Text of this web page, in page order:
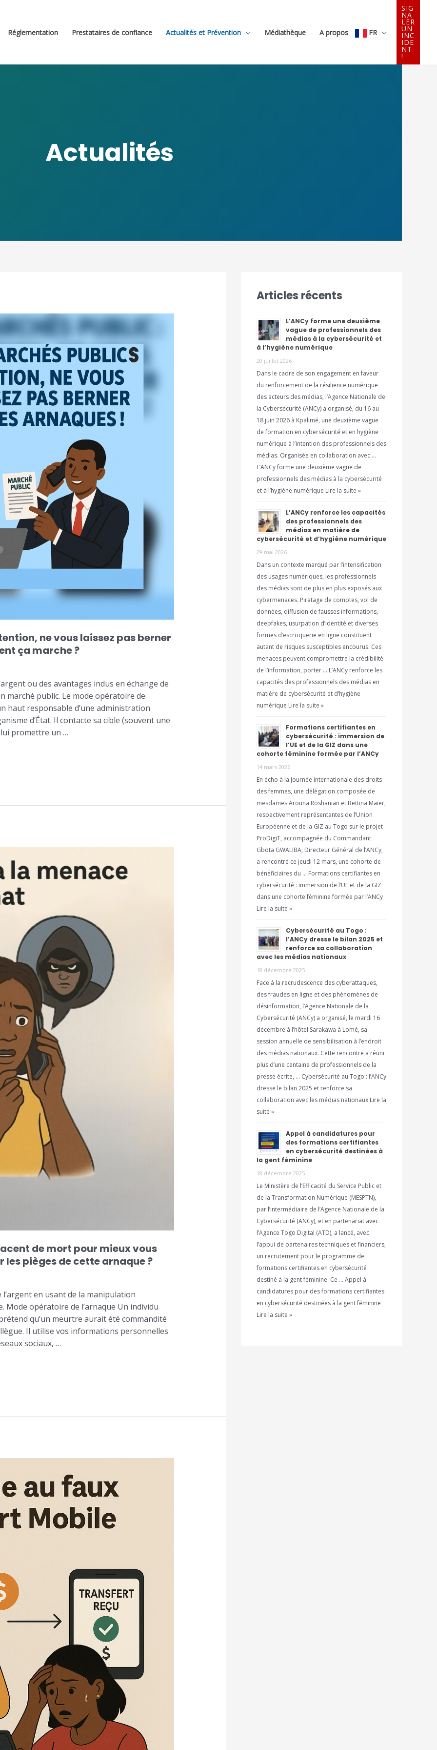
Réglementation Prestataires de confiance Actualités et Prévention Médiathèque A propos FR
SIG
NA
LER
UN
INC
IDE
NT
!
Actualités
ne vous laissez pas berner
ça marche ?
ou des avantages indus en échange de
marché public. Le mode opératoire de
haut responsable d’une administration
d’État. Il contacte sa cible (souvent une
promettre un …
de mort pour mieux vous
pièges de cette arnaque ?
en usant de la manipulation
Mode opératoire de l’arnaque Un individu
qu’un meurtre aurait été commandité
Il utilise vos informations personnelles
sociaux, …
Articles récents
L’ANCy forme une deuxième
vague de professionnels des
médias à la cybersécurité et
à l’hygiène numérique
20 juillet 2026
Dans le cadre de son engagement en faveur
du renforcement de la résilience numérique
des acteurs des médias, l’Agence Nationale de
la Cybersécurité (ANCy) a organisé, du 16 au
18 juin 2026 à Kpalimé, une deuxième vague
de formation en cybersécurité et en hygiène
numérique à l’intention des professionnels des
médias. Organisée en collaboration avec …
L’ANCy forme une deuxième vague de
professionnels des médias à la cybersécurité
et à l’hygiène numérique Lire la suite »
L’ANCy renforce les capacités
des professionnels des
médias en matière de
cybersécurité et d’hygiène numérique
29 mai 2026
Dans un contexte marqué par l’intensification
des usages numériques, les professionnels
des médias sont de plus en plus exposés aux
cybermenaces. Piratage de comptes, vol de
données, diffusion de fausses informations,
deepfakes, usurpation d’identité et diverses
formes d’escroquerie en ligne constituent
autant de risques susceptibles encourus. Ces
menaces peuvent compromettre la crédibilité
de l’information, porter … L’ANCy renforce les
capacités des professionnels des médias en
matière de cybersécurité et d’hygiène
numérique Lire la suite »
Formations certifiantes en
cybersécurité : immersion de
l’UE et de la GIZ dans une
cohorte féminine formée par l’ANCy
14 mars 2026
En écho à la Journée internationale des droits
des femmes, une délégation composée de
mesdames Arouna Roshanian et Bettina Maier,
respectivement représentantes de l’Union
Européenne et de la GIZ au Togo sur le projet
ProDigiT, accompagnée du Commandant
Gbota GWALIBA, Directeur Général de l’ANCy,
a rencontré ce jeudi 12 mars, une cohorte de
bénéficiaires du … Formations certifiantes en
cybersécurité : immersion de l’UE et de la GIZ
dans une cohorte féminine formée par l’ANCy
Lire la suite »
Cybersécurité au Togo :
l’ANCy dresse le bilan 2025 et
renforce sa collaboration
avec les médias nationaux
18 décembre 2025
Face à la recrudescence des cyberattaques,
des fraudes en ligne et des phénomènes de
désinformation, l’Agence Nationale de la
Cybersécurité (ANCy) a organisé, le mardi 16
décembre à l’hôtel Sarakawa à Lomé, sa
session annuelle de sensibilisation à l’endroit
des médias nationaux. Cette rencontre a réuni
plus d’une centaine de professionnels de la
presse écrite, … Cybersécurité au Togo : l’ANCy
dresse le bilan 2025 et renforce sa
collaboration avec les médias nationaux Lire la
suite »
Appel à candidatures pour
des formations certifiantes
en cybersécurité destinées à
la gent féminine
18 décembre 2025
Le Ministère de l’Efficacité du Service Public et
de la Transformation Numérique (MESPTN),
par l’intermédiaire de l’Agence Nationale de la
Cybersécurité (ANCy), et en partenariat avec
l’Agence Togo Digital (ATD), a lancé, avec
l’appui de partenaires techniques et financiers,
un recrutement pour le programme de
formations certifiantes en cybersécurité
destiné à la gent féminine. Ce … Appel à
candidatures pour des formations certifiantes
en cybersécurité destinées à la gent féminine
Lire la suite »